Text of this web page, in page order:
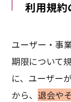
利用規
ユーザー・事
期限について
に、ユーザー
から、 退会や